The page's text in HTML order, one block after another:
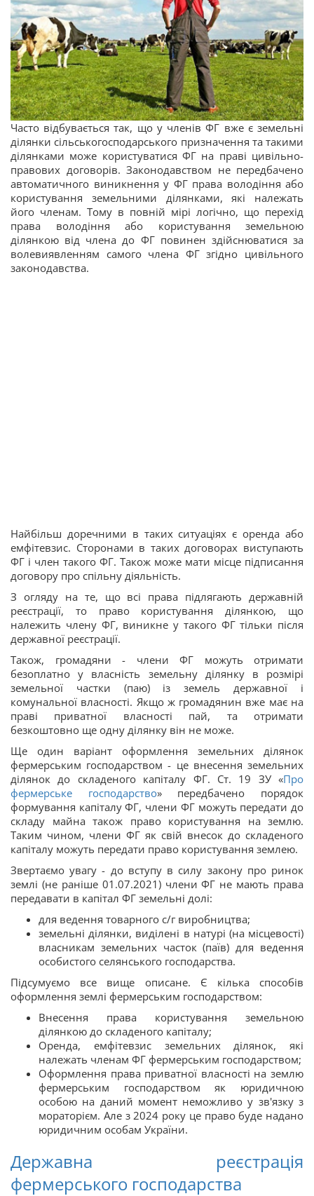
Часто відбувається так, що у членів ФГ вже є земельні
ділянки сільськогосподарського призначення та такими
ділянками може користуватися ФГ на праві цивільно-
правових договорів. Законодавством не передбачено
автоматичного виникнення у ФГ права володіння або
користування земельними ділянками, які належать
його членам. Тому в повній мірі логічно, що перехід
права володіння або користування земельною
ділянкою від члена до ФГ повинен здійснюватися за
волевиявленням самого члена ФГ згідно цивільного
законодавства.
Найбільш доречними в таких ситуаціях є оренда або
емфітевзис. Сторонами в таких договорах виступають
ФГ і член такого ФГ. Також може мати місце підписання
договору про спільну діяльність.
З огляду на те, що всі права підлягають державній
реєстрації, то право користування ділянкою, що
належить члену ФГ, виникне у такого ФГ тільки після
державної реєстрації.
Також, громадяни - члени ФГ можуть отримати
безоплатно у власність земельну ділянку в розмірі
земельної частки (паю) із земель державної і
комунальної власності. Якщо ж громадянин вже має на
праві приватної власності пай, та отримати
безкоштовно ще одну ділянку він не може.
Ще один варіант оформлення земельних ділянок
фермерським господарством - це внесення земельних
ділянок до складеного капіталу ФГ. Ст. 19 ЗУ «Про
фермерське господарство» передбачено порядок
формування капіталу ФГ, члени ФГ можуть передати до
складу майна також право користування на землю.
Таким чином, члени ФГ як свій внесок до складеного
капіталу можуть передати право користування землею.
Звертаємо увагу - до вступу в силу закону про ринок
землі (не раніше 01.07.2021) члени ФГ не мають права
передавати в капітал ФГ земельні долі:
для ведення товарного с/г виробництва;
земельні ділянки, виділені в натурі (на місцевості)
власникам земельних часток (паїв) для ведення
особистого селянського господарства.
Підсумуємо все вище описане. Є кілька способів
оформлення землі фермерським господарством:
Внесення права користування земельною
ділянкою до складеного капіталу;
Оренда, емфітевзис земельних ділянок, які
належать членам ФГ фермерським господарством;
Оформлення права приватної власності на землю
фермерським господарством як юридичною
особою на даний момент неможливо у зв'язку з
мораторієм. Але з 2024 року це право буде надано
юридичним особам України.
Державна реєстрація
фермерського господарства